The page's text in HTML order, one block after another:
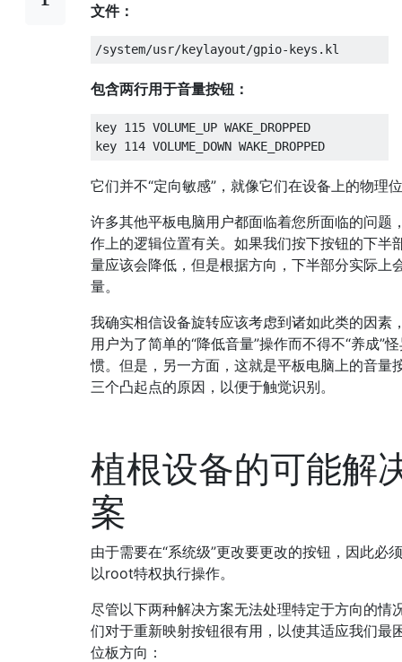
文件：
包含两行用于音量按钮：
key 115 VOLUME_UP WAKE_DROPPED
它们并不“定向敏感”，就像它们在设备上的物理
许多其他平板电脑用户都面临着您所面临的问题
作上的逻辑位置有关。如果我们按下按钮的下半
量应该会降低，但是根据方向，下半部分实际上
量。
我确实相信设备旋转应该考虑到诸如此类的因素
用户为了简单的“降低音量”操作而不得不“养成”
惯。但是，另一方面，这就是平板电脑上的音量
三个凸起点的原因，以便于触觉识别。
植根设备的可能解
案
由于需要在“系统级”更改要更改的按钮，因此必
以root特权执行操作。
尽管以下两种解决方案无法处理特定于方向的情
们对于重新映射按钮很有用，以使其适应我们最
位板方向：